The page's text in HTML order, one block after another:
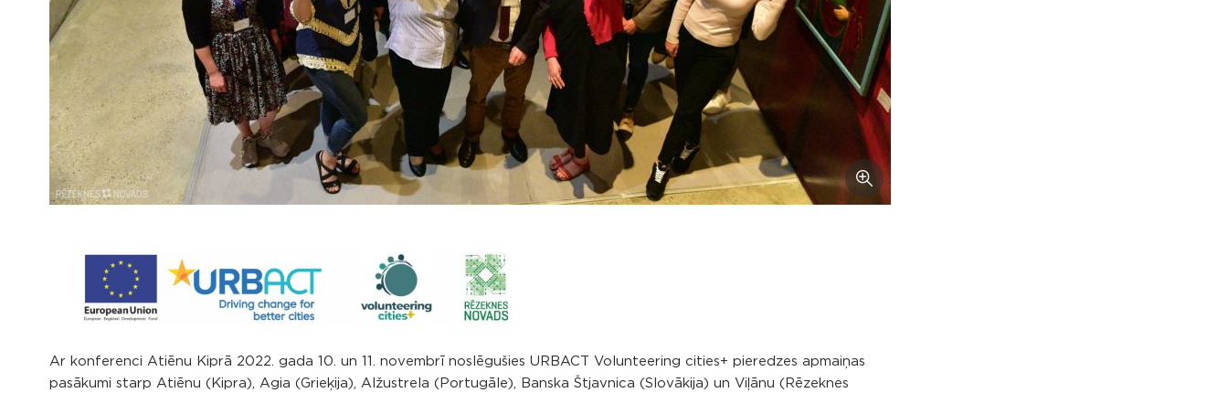
Ar konferenci Atiēnu Kiprā 2022. gada 10. un 11. novembrī noslēgušies URBACT Volunteering cities+ pieredzes apmaiņas
pasākumi starp Atiēnu (Kipra), Agia (Grieķija), Alžustrela (Portugāle), Banska Štjavnica (Slovākija) un Viļānu (Rēzeknes